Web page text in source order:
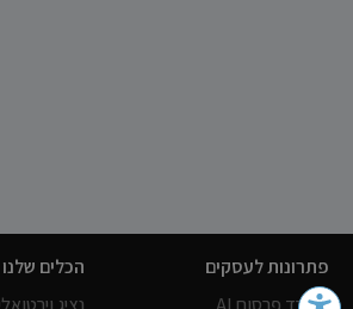
פתרונות לעסקים
הכלים שלנו